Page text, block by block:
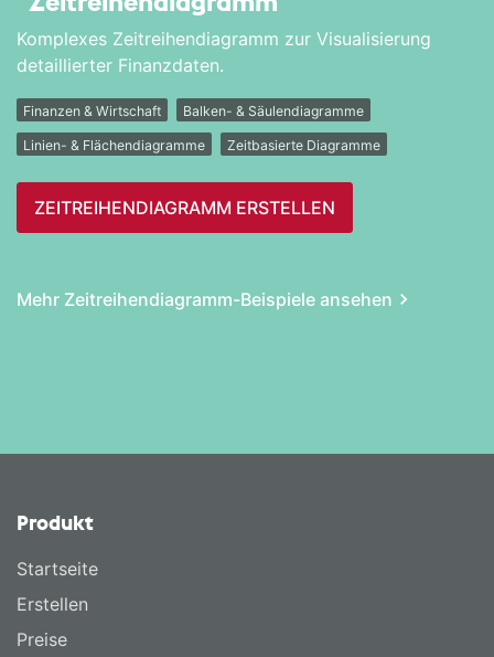
Komplexes Zeitreihendiagramm zur Visualisierung
detaillierter Finanzdaten.
Finanzen & Wirtschaft Balken- & Säulendiagramme
Linien- & Flächendiagramme Zeitbasierte Diagramme
ZEITREIHEN­DIAGRAMM ERSTELLEN
Mehr Zeitreihen­diagramm-Beispiele ansehen
Produkt
Startseite
Erstellen
Preise